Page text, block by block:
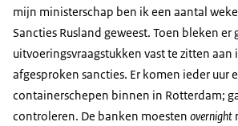
mijn ministerschap ben ik een aantal
Sancties Rusland geweest. Toen bleken
uitvoeringsvraagstukken vast te zitten aan
afgesproken sancties. Er komen ieder uur
containerschepen binnen in Rotterdam;
controleren. De banken moesten overnight